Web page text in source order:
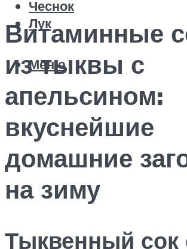
Чеснок
Лук
Меню
Витаминные
из тыквы с
апельсином:
вкуснейшие
домашние
на зиму
Тыквенный сок